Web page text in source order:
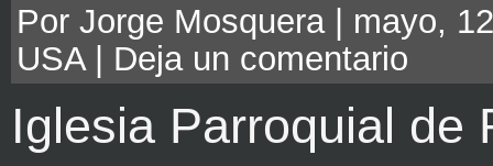
Por Jorge Mosquera | mayo,
USA| Deja un comentario
Iglesia Parroquial de